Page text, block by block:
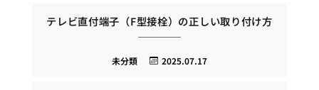
テレビ直付端子（F型接栓）の正しい取り付け方
2025.07.17
未分類